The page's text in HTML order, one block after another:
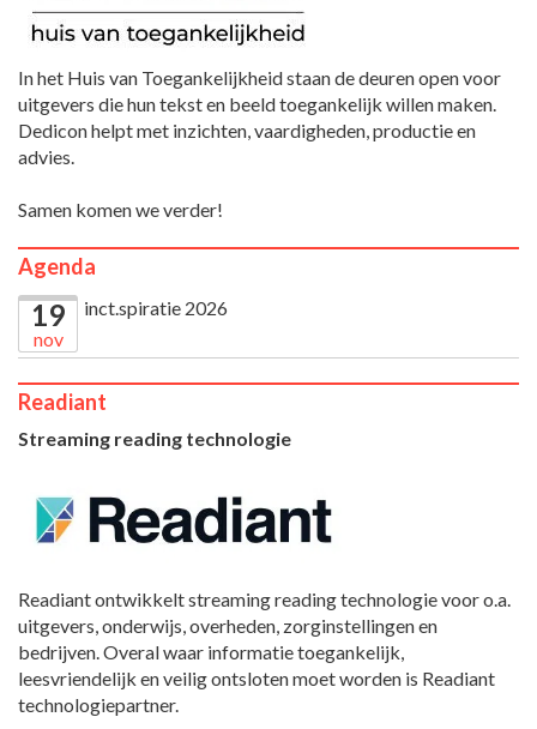
In het Huis van Toegankelijkheid staan de deuren open voor
uitgevers die hun tekst en beeld toegankelijk willen maken.
Dedicon helpt met inzichten, vaardigheden, productie en
advies.
Samen komen we verder!
Agenda
19
nov
inct.spiratie 2026
Readiant
Streaming reading technologie
Readiant ontwikkelt streaming reading technologie voor o.a.
uitgevers, onderwijs, overheden, zorginstellingen en
bedrijven. Overal waar informatie toegankelijk,
leesvriendelijk en veilig ontsloten moet worden is Readiant
technologiepartner.